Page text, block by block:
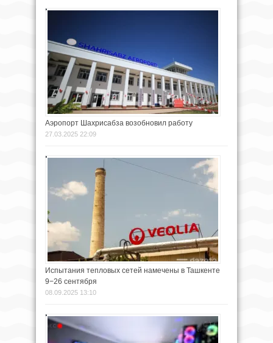
Аэропорт Шахрисабза возобновил работу
27.03.2025 22:09
Испытания тепловых сетей намечены в Ташкенте
9−26 сентября
08.09.2025 13:10